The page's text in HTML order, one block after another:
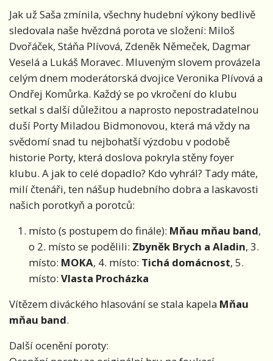
Jak už Saša zmínila, všechny hudební výkony bedlivě
sledovala naše hvězdná porota ve složení: Miloš
Dvořáček, Stáňa Plívová, Zdeněk Němeček, Dagmar
Veselá a Lukáš Moravec. Mluveným slovem provázela
celým dnem moderátorská dvojice Veronika Plívová a
Ondřej Komůrka. Každý se po vkročení do klubu
setkal s další důležitou a naprosto nepostradatelnou
duší Porty Miladou Bidmonovou, která má vždy na
svědomí snad tu nejbohatší výzdobu v podobě
historie Porty, která doslova pokryla stěny foyer
klubu. A jak to celé dopadlo? Kdo vyhrál? Tady máte,
milí čtenáři, ten nášup hudebního dobra a laskavosti
našich porotkyň a porotců:
místo (s postupem do finále): Mňau mňau band,
o 2. místo se podělili: Zbyněk Brych a Aladin, 3.
místo: MOKA, 4. místo: Tichá domácnost, 5.
místo: Vlasta Procházka
Vítězem diváckého hlasování se stala kapela Mňau
mňau band.
Další ocenění poroty: